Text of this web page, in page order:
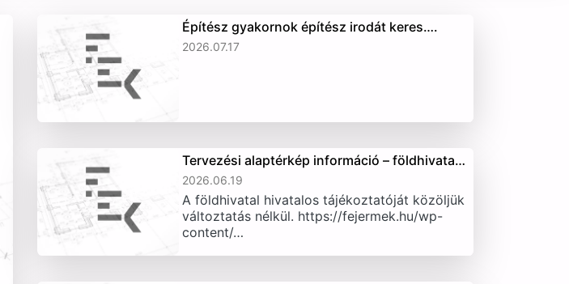
Építész gyakornok építész irodát keres….
2026.07.17
Tervezési alaptérkép információ – földhivata…
2026.06.19
A földhivatal hivatalos tájékoztatóját közöljük
változtatás nélkül. https://fejermek.hu/wp-
content/…